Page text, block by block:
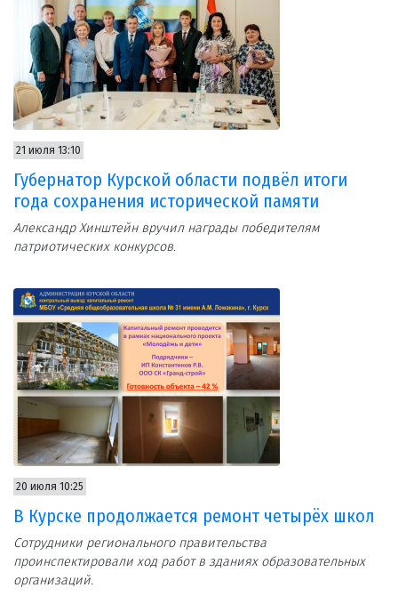
21 июля 13:10
Губернатор Курской области подвёл итоги
года сохранения исторической памяти
Александр Хинштейн вручил награды победителям
патриотических конкурсов.
20 июля 10:25
В Курске продолжается ремонт четырёх школ
Сотрудники регионального правительства
проинспектировали ход работ в зданиях образовательных
организаций.